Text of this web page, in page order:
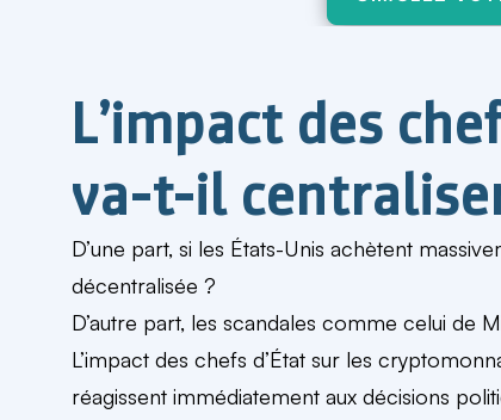
L’impact des
va-t-il
D’une part, si les États-Unis achètent
décentralisée ?
D’autre part, les scandales comme celui de
L’impact des chefs d’État sur les
réagissent immédiatement aux décisions